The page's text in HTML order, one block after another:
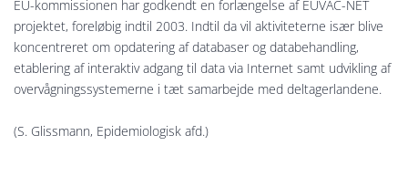
EU-kommissionen har godkendt en forlængelse af EUVAC-NET
projektet, foreløbig indtil 2003. Indtil da vil aktiviteterne især blive
koncentreret om opdatering af databaser og databehandling,
etablering af interaktiv adgang til data via Internet samt udvikling af
overvågningssystemerne i tæt samarbejde med deltagerlandene.
(S. Glissmann, Epidemiologisk afd.)